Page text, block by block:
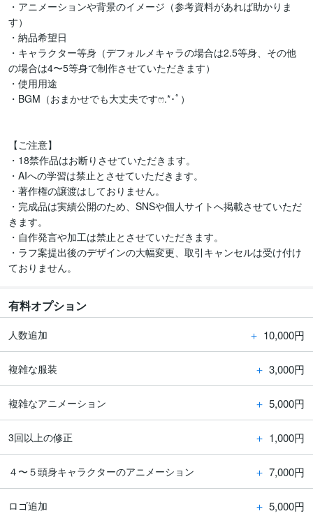
・アニメーションや背景のイメージ（参考資料があれば助かりま
す）
・納品希望日
・キャラクター等身（デフォルメキャラの場合は2.5等身、その他
の場合は4〜5等身で制作させていただきます）
・使用用途
・BGM（おまかせでも大丈夫です‪ෆ‪.*･ﾟ）
【ご注意】
・18禁作品はお断りさせていただきます。
・AIへの学習は禁止とさせていただきます。
・著作権の譲渡はしておりません。
・完成品は実績公開のため、SNSや個人サイトへ掲載させていただ
きます。
・自作発言や加工は禁止とさせていただきます。
・ラフ案提出後のデザインの大幅変更、取引キャンセルは受け付け
ておりません。
有料オプション
人数追加 ＋ 10,000円
複雑な服装 ＋ 3,000円
複雑なアニメーション ＋ 5,000円
3回以上の修正 ＋ 1,000円
４〜５頭身キャラクターのアニメーション ＋ 7,000円
ロゴ追加 ＋ 5,000円